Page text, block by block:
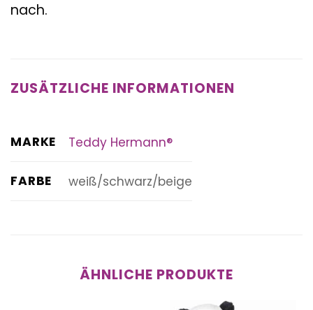
nach.
ZUSÄTZLICHE INFORMATIONEN
MARKE Teddy Hermann®
FARBE weiß/schwarz/beige
ÄHNLICHE PRODUKTE